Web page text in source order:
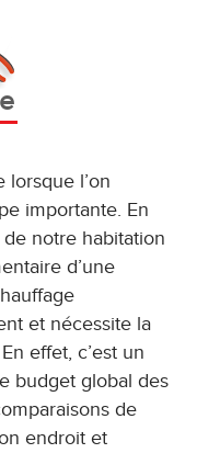
lorsque l’on
importante. En
notre habitation
d’une
et nécessite la
effet, c’est un
budget global des
de
endroit et